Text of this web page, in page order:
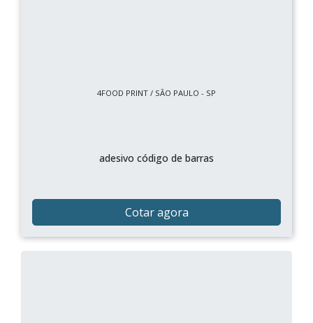
4FOOD PRINT / SÃO PAULO - SP
adesivo código de barras
Cotar agora